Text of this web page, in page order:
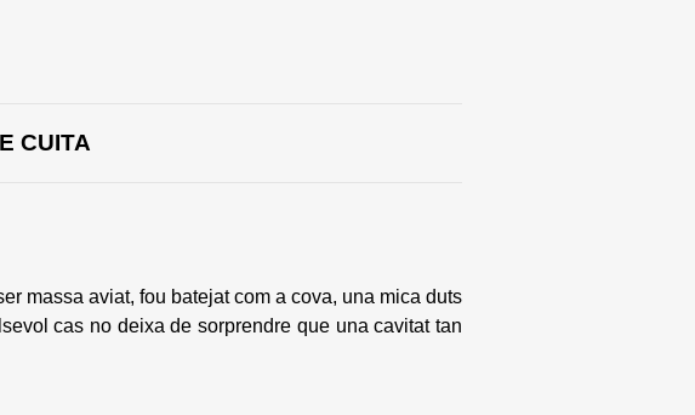
CUITA
massa aviat, fou batejat com a cova, una mica duts
cas no deixa de sorprendre que una cavitat tan